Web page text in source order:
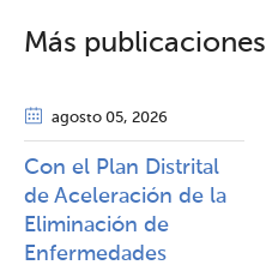
Más publicaciones
agosto 05, 2026
Con el Plan Distrital
de Aceleración de la
Eliminación de
Enfermedades